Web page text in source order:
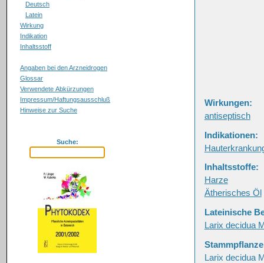
Deutsch
Latein
Wirkung
Indikation
Inhaltsstoff
Angaben bei den Arzneidrogen
Glossar
Verwendete Abkürzungen
Impressum/Haftungsausschluß
Hinweise zur Suche
Suche:
Wirkungen:
antiseptisch
Indikationen:
Inhaltsstoffe:
Harze
Ätherisches Öl
Lateinische
Larix decidua
Larix decidua